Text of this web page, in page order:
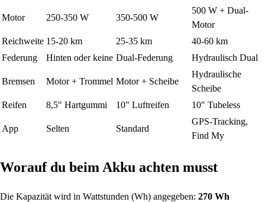
Motor 250-350 W 350-500 W
500 W + Dual-
Motor
Reichweite 15-20 km 25-35 km
40-60 km
Federung
Hinten oder keine Dual-Federung Hydraulisch Dual
Bremsen Motor + Trommel Motor + Scheibe
Hydraulische
Scheibe
Reifen
8,5" Hartgummi 10" Luftreifen 10" Tubeless
App Selten Standard
GPS-Tracking,
Find My
Worauf du beim Akku achten musst
Die Kapazität wird in Wattstunden (Wh) angegeben: 270 Wh